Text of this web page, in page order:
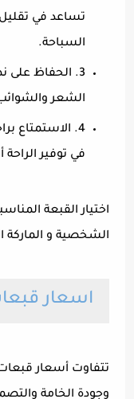
تساعد في
السباحة.
3. الحفاظ على
الشعر والشوائب
4. الاستمتاع
في توفير الراحة
اختيار القبعة
الشخصية و الماركة
اسعار
تتفاوت أسعار قبعات
وجودة الخامة